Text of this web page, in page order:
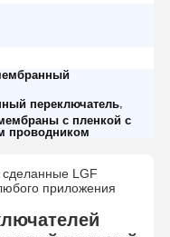
переключатель
с пленкой с
проводником
LGF
приложения